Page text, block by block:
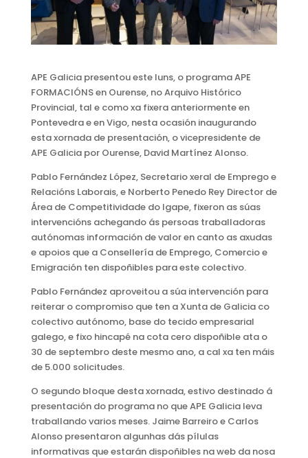
APE Galicia presentou este luns, o programa APE
FORMACIÓNS en Ourense, no Arquivo Histórico
Provincial, tal e como xa fixera anteriormente en
Pontevedra e en Vigo, nesta ocasión inaugurando
esta xornada de presentación, o vicepresidente de
APE Galicia por Ourense, David Martínez Alonso.
Pablo Fernández López, Secretario xeral de Emprego e
Relacións Laborais, e Norberto Penedo Rey Director de
Área de Competitividade do Igape, fixeron as súas
intervencións achegando ás persoas traballadoras
autónomas información de valor en canto as axudas
e apoios que a Consellería de Emprego, Comercio e
Emigración ten dispoñibles para este colectivo.
Pablo Fernández aproveitou a súa intervención para
reiterar o compromiso que ten a Xunta de Galicia co
colectivo autónomo, base do tecido empresarial
galego, e fixo hincapé na cota cero dispoñible ata o
30 de septembro deste mesmo ano, a cal xa ten máis
de 5.000 solicitudes.
O segundo bloque desta xornada, estivo destinado á
presentación do programa no que APE Galicia leva
traballando varios meses. Jaime Barreiro e Carlos
Alonso presentaron algunhas dás pílulas
informativas que estarán dispoñibles na web da nosa